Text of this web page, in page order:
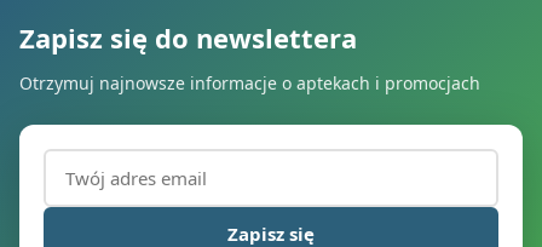
Zapisz się do newslettera
Otrzymuj najnowsze informacje o aptekach i promocjach
Adres email (wymagany)
Zapisz się